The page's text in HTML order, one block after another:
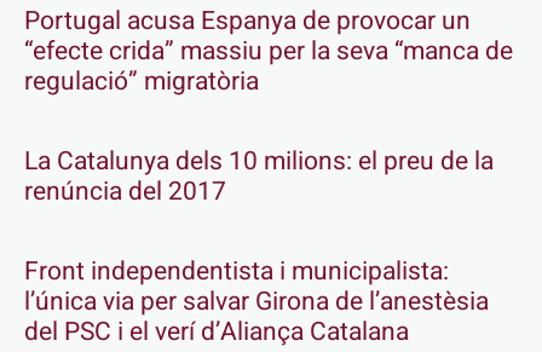
Portugal acusa Espanya de provocar un
“efecte crida” massiu per la seva “manca de
regulació” migratòria
La Catalunya dels 10 milions: el preu de la
renúncia del 2017
Front independentista i municipalista:
l’única via per salvar Girona de l’anestèsia
del PSC i el verí d’Aliança Catalana